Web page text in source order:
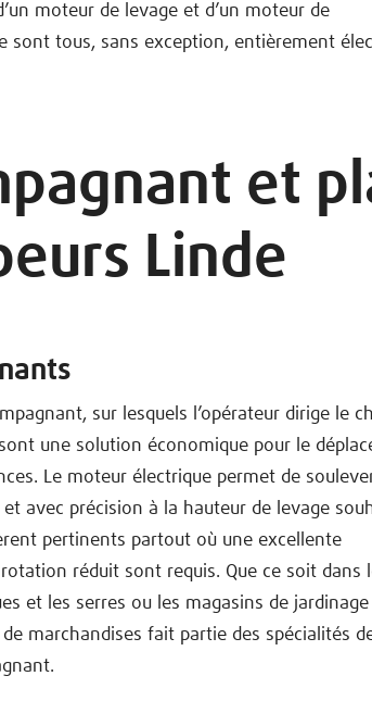
moteur de levage et d’un moteur de
sont tous, sans exception, entièrement
et
Linde
sur lesquels l’opérateur dirige le
une solution économique pour le
Le moteur électrique permet de
avec précision à la hauteur de levage
pertinents partout où une excellente
réduit sont requis. Que ce soit dans
et les serres ou les magasins de
marchandises fait partie des spécialités